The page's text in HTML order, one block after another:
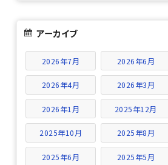
アーカイブ
2026年7月 2026年6月
2026年4月 2026年3月
2026年1月 2025年12月
2025年10月 2025年8月
2025年6月 2025年5月